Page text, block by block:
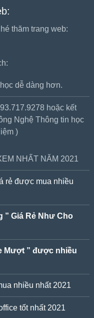
thăm trang web:
dễ dàng hơn.
hoặc kết
Nghệ Thông tin học
)
NHẤT NĂM 2021
rẻ được mua nhiều
” Giá Rẻ Như Cho
Mượt ” được nhiều
nhiều nhất 2021
tốt nhất 2021